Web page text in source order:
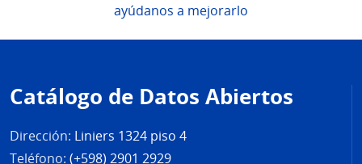
ayúdanos a mejorarlo
de
página
Catálogo de Datos Abiertos
Dirección: Liniers 1324 piso 4
Teléfono: (+598) 2901 2929